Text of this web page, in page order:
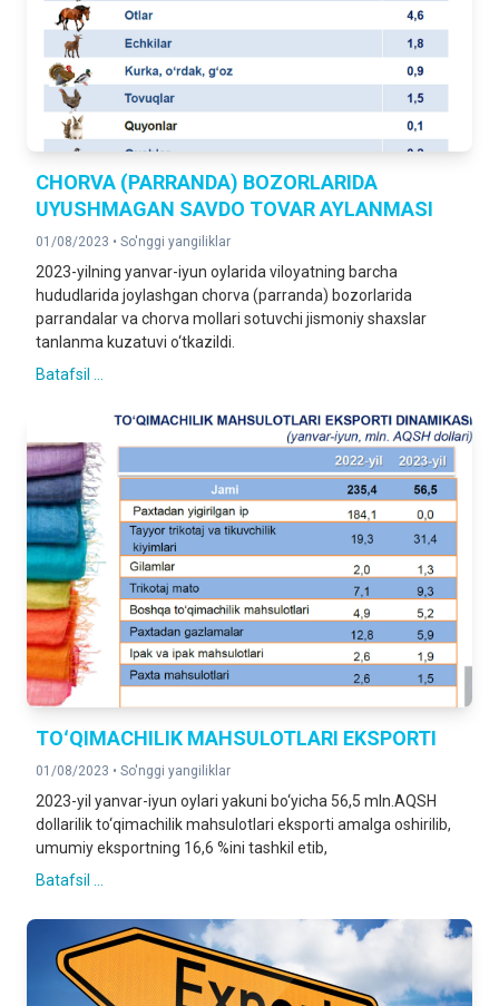
CHORVA (PARRANDA) BOZORLARIDA
UYUSHMAGAN SAVDO TOVAR AYLANMASI
01/08/2023 • So'nggi yangiliklar
2023-yilning yanvar-iyun oylarida viloyatning barcha
hududlarida joylashgan chorva (parranda) bozorlarida
parrandalar va chorva mollari sotuvchi jismoniy shaxslar
tanlanma kuzatuvi o‘tkazildi.
Batafsil ...
TOʻQIMACHILIK MAHSULOTLARI EKSPORTI
01/08/2023 • So'nggi yangiliklar
2023-yil yanvar-iyun oylari yakuni bo‘yicha 56,5 mln.AQSH
dollarilik to‘qimachilik mahsulotlari eksporti amalga oshirilib,
umumiy eksportning 16,6 %ini tashkil etib,
Batafsil ...